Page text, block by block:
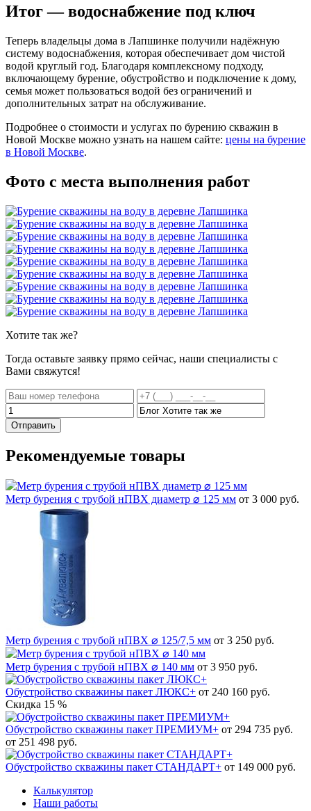
Итог — водоснабжение под ключ
Теперь владельцы дома в Лапшинке получили надёжную
систему водоснабжения, которая обеспечивает дом чистой
водой круглый год. Благодаря комплексному подходу,
включающему бурение, обустройство и подключение к дому,
семья может пользоваться водой без ограничений и
дополнительных затрат на обслуживание.
Подробнее о стоимости и услугах по бурению скважин в
Новой Москве можно узнать на нашем сайте: цены на бурение
в Новой Москве.
Фото с места выполнения работ
Хотите так же?
Тогда оставьте заявку прямо сейчас, наши специалисты с
Вами свяжутся!
Отправить
Рекомендуемые товары
Метр бурения с трубой нПВХ диаметр ⌀ 125 мм от 3 000 руб.
Метр бурения с трубой нПВХ ⌀ 125/7,5 мм от 3 250 руб.
Метр бурения с трубой нПВХ ⌀ 140 мм от 3 950 руб.
Обустройство скважины пакет ЛЮКС+ от 240 160 руб.
Скидка 15 %
Обустройство скважины пакет ПРЕМИУМ+ от 294 735 руб.
от 251 498 руб.
Обустройство скважины пакет СТАНДАРТ+ от 149 000 руб.
Калькулятор
Наши работы